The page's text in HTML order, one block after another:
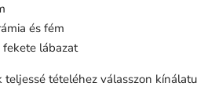
és fém
fekete lábazat
tételéhez válasszon